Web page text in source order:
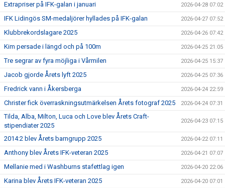
Extrapriser på IFK-galan i januari 2026-04-28 07:02
IFK Lidingös SM-medaljörer hyllades på IFK-galan 2026-04-27 07:52
Klubbrekordslagare 2025 2026-04-26 07:42
Kim persade i längd och på 100m 2026-04-25 21:05
Tre segrar av fyra möjliga i Vårmilen 2026-04-25 15:37
Jacob gjorde Årets lyft 2025 2026-04-25 07:36
Fredrick vann i Åkersberga 2026-04-24 22:59
Christer fick överraskningsutmärkelsen Årets fotograf 2025 2026-04-24 07:31
Tilda, Alba, Milton, Luca och Love blev Årets Craft-
stipendiater 2025
2026-04-23 07:15
2014:2 blev Årets barngrupp 2025 2026-04-22 07:11
Anthony blev Årets IFK-veteran 2025 2026-04-21 07:07
Mellanie med i Washburns stafettlag igen 2026-04-20 22:06
Karina blev Årets IFK-veteran 2025 2026-04-20 07:01